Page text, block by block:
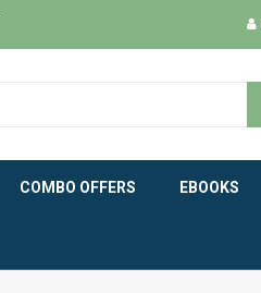
COMBO OFFERS EBOOKS